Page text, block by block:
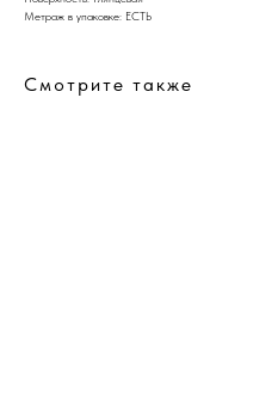
Метраж в упаковке: ЕСТЬ
Смотрите также